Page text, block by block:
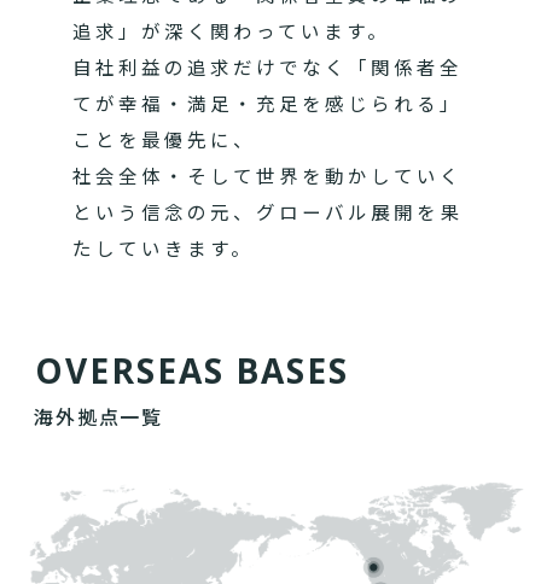
追求」が深く関わっています。
自社利益の追求だけでなく「関係者全
てが幸福・満足・充足を感じられる」
ことを最優先に、
社会全体・そして世界を動かしていく
という信念の元、グローバル展開を果
たしていきます。
OVERSEAS BASES
海外拠点一覧